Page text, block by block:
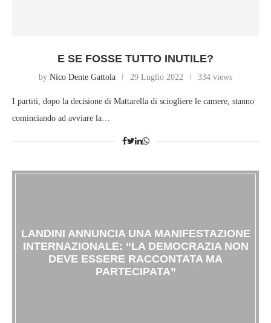
E SE FOSSE TUTTO INUTILE?
by Nico Dente Gattola 29 Luglio 2022 334 views
I partiti, dopo la decisione di Mattarella di sciogliere le camere, stanno
cominciando ad avviare la…
LANDINI ANNUNCIA UNA MANIFESTAZIONE
INTERNAZIONALE: “LA DEMOCRAZIA NON
DEVE ESSERE RACCONTATA MA
PARTECIPATA”